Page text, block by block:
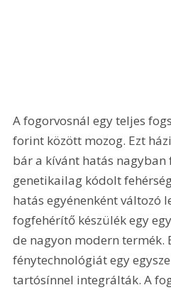
A fogorvosnál egy teljes
forint között mozog. Ezt
bár a kívánt hatás
genetikailag kódolt
hatás egyénenként változó
fogfehérítő készülék egy
de nagyon modern termék.
fénytechnológiát egy
tartósínnel integrálták. A